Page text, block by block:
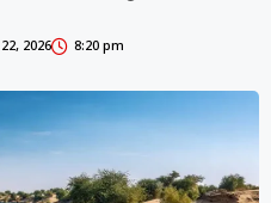
2026 8:20 pm